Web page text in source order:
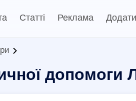
Статті Реклама Додати
допомоги